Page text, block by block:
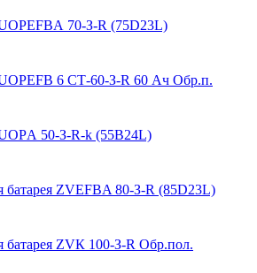
70-З-R (75D23L)
6 СТ-60-З-R 60 Ач Обр.п.
50-З-R-k (55B24L)
батарея ZVEFBA 80-З-R (85D23L)
батарея ZVК 100-З-R Обр.пол.